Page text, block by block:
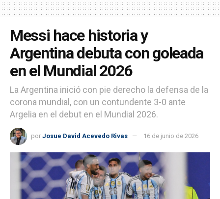
Messi hace historia y
Argentina debuta con goleada
en el Mundial 2026
La Argentina inició con pie derecho la defensa de la
corona mundial, con un contundente 3-0 ante
Argelia en el debut en el Mundial 2026.
por Josue David Acevedo Rivas 16 de junio de 2026